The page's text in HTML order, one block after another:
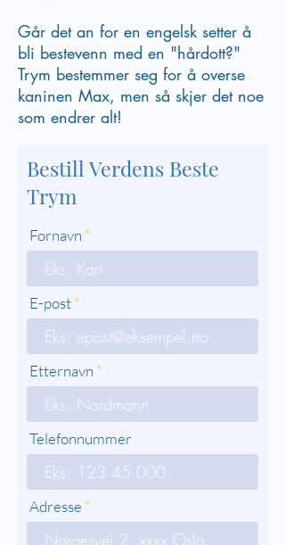
Går det an for en engelsk setter å
bli bestevenn med en "hårdott?"
Trym bestemmer seg for å overse
kaninen Max, men så skjer det noe
som endrer alt!
Bestill Verdens Beste
Trym
Fornavn
E-post
Etternavn
Telefonnummer
Adresse